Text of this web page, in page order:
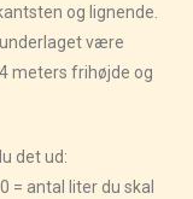
og lignende.
være
meters frihøjde og
det ud:
= antal liter du skal